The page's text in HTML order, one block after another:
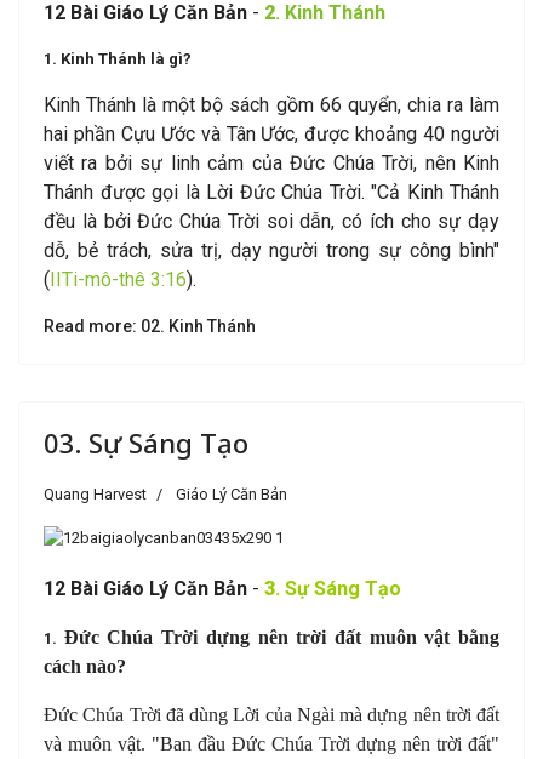
12 Bài Giáo Lý Căn Bản - 2. Kinh Thánh
1. Kinh Thánh là gì?
Kinh Thánh là một bộ sách gồm 66 quyển, chia ra làm
hai phần Cựu Ước và Tân Ước, được khoảng 40 người
viết ra bởi sự linh cảm của Đức Chúa Trời, nên Kinh
Thánh được gọi là Lời Đức Chúa Trời. "Cả Kinh Thánh
đều là bởi Đức Chúa Trời soi dẫn, có ích cho sự dạy
dỗ, bẻ trách, sửa trị, dạy người trong sự công bình"
(IITi-mô-thê 3:16).
Read more: 02. Kinh Thánh
03. Sự Sáng Tạo
Quang Harvest Giáo Lý Căn Bản
12 Bài Giáo Lý Căn Bản - 3. Sự Sáng Tạo
1. Đức Chúa Trời dựng nên trời đất muôn vật bằng
cách nào?
Đức Chúa Trời đã dùng Lời của Ngài mà dựng nên trời đất
và muôn vật. "Ban đầu Đức Chúa Trời dựng nên trời đất"